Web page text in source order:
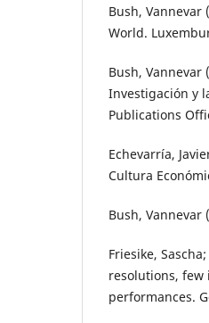
Bush, Vannevar
World.
Bush, Vannevar
Investigación y
Publications
Echevarría,
Cultura
Bush, Vannevar
Friesike,
resolutions, few
performances.